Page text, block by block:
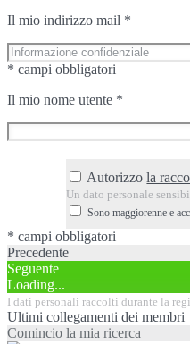
Il mio indirizzo mail *
* campi obbligatori
Il mio nome utente *
Autorizzola
Un dato personale
Sono maggiorenne e
* campi obbligatori
Precedente
Seguente
Loading...
I dati personali raccolti durante la
Ultimi collegamenti dei membri
Comincio la mia ricerca